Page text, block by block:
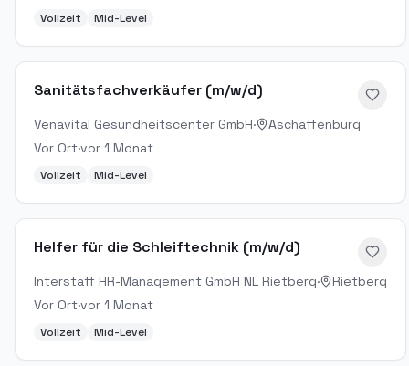
Vollzeit Mid-Level
Sanitätsfachverkäufer (m/w/d)
Venavital Gesundheitscenter GmbH·
Aschaffenburg
Vor Ort·vor 1 Monat
Vollzeit Mid-Level
Helfer für die Schleiftechnik (m/w/d)
Interstaff HR-Management GmbH NL Rietberg·
Rietberg
Vor Ort·vor 1 Monat
Vollzeit Mid-Level